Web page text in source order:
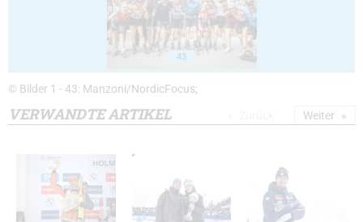
43
© Bilder 1 - 43: Manzoni/NordicFocus;
VERWANDTE ARTIKEL Weiter